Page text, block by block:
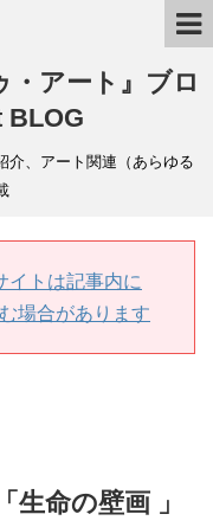
・アート』ブロ
BLOG
介、アート関連（あらゆる
イトは記事内に
場合があります
命の壁画 」